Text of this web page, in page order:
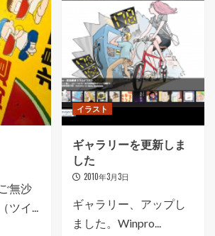
無沙
ツイ...
イラスト
ギャラリーを更新しま
した
2010年3月3日
ギャラリー、アップし
ました。Winpro...